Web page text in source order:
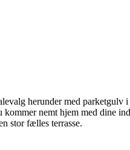
herunder med
nemt hjem med dine
stor fælles terrasse.